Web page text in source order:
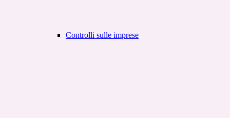
Controlli sulle imprese